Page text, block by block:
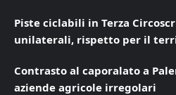
Piste ciclabili in Terza
unilaterali, rispetto per il
Contrasto al caporalato a
aziende agricole irregolari